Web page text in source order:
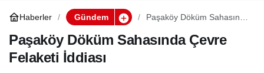
Haberler Gündem
Paşaköy Döküm Sahasında
Paşaköy Döküm Sahasında Çevre
Felaketi İddiası